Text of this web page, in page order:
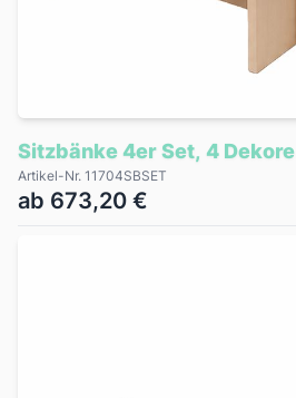
Sitzbänke 4er Set, 4 Dekore
Artikel-Nr. 11704SBSET
ab 673,20 €